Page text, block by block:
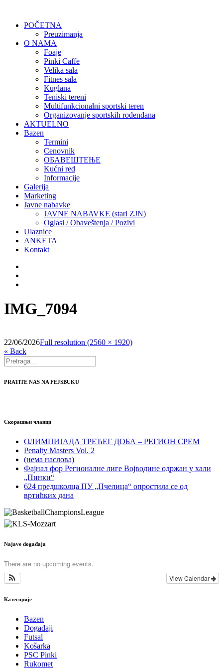
POČETNA
Preuzimanja
O NAMA
Foaje
Pinki Caffe
Velika sala
Fitnes sala
Kuglana
Teniski tereni
Multifunkcionalni sportski teren
Organizovanje sportskih rođendana
AKTUELNO
Bazen
Termini
Cenovnik
ОБАВЕШТЕЊЕ
Kućni red
Informacije
Galerija
Marketing
Javne nabavke
JAVNE NABAVKE (stari ZJN)
Oglasi / Obaveštenja / Pozivi
Ulaznice
ANKETA
Kontakt
IMG_7094
22/06/2026Full resolution (2560 × 1920)
« Back
PRATITE NAS NA FEJSBUKU
Скорашњи чланци
ОЛИМПИЈАДА ТРЕЋЕГ ДОБА – РЕГИОН СРЕМ
Penalty Masters Vol. 2
(нема наслова)
Фајнал фор Регионалне лиге Војводине одржан у хали
„Пинки“
624 предшколца ПУ „Пчелица“ опростила се од
вртићких дана
Najave događaja
There are no upcoming events.
View Calendar
Категорије
Bazen
Događaji
Futsal
Košarka
PSC Pinki
Rukomet